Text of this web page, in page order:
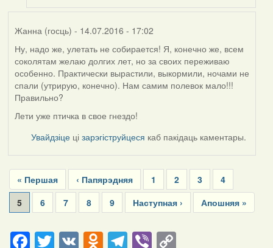
Жанна (госць) - 14.07.2016 - 17:02
Ну, надо же, улетать не собирается! Я, конечно же, всем
соколятам желаю долгих лет, но за своих переживаю
особенно. Практически вырастили, выкормили, ночами не
спали (утрирую, конечно). Нам самим полевок мало!!!
Правильно?
Лети уже птичка в свое гнездо!
Увайдзіце цізарэгіструйцеся каб пакідаць каментары.
Pagination
First
page
« Першая
Previous
page
‹ Папярэдняя Page
1 Page
2 Page
3 Page
4
Current
page
5 Page
6 Page
7 Page
8 Page
9
Next
page
Наступная ›
Last
page
Апошняя »
Facebook
Twitter
VKOdnoklassniki
Telegram
ViberCopy